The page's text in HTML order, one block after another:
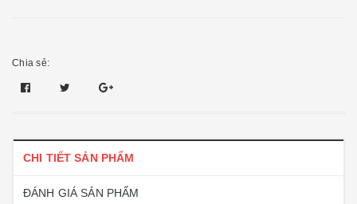
Chia sẻ:
CHI TIẾT SẢN PHẨM
ĐÁNH GIÁ SẢN PHẨM